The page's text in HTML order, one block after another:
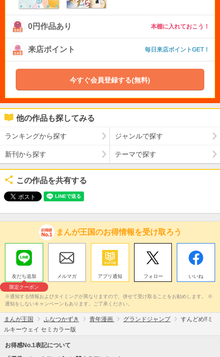
0円作品あり 本棚に入れておこう！
来店ポイント 毎日来店ポイントGET！
今すぐ会員登録する(無料)
他の作品も探してみる
ランキングから探す ジャンルで探す
新刊から探す テーマで探す
この作品を共有する
まんが王国のお得情報を受け取ろう
友だち追加
限定クーポン
メルマガ アプリ通知 フォロー いいね
※通知する情報およびタイミングが異なりますので、併せて受け取ることをお勧めします。 ※
通知をしないキャンペーンもあります。ご了承ください。
まんが王国 ふなつかずき 青年漫画 グランドジャンプ
すんどめ!!ミ
ルキーウェイ セミカラー版
お得感No.1表記について